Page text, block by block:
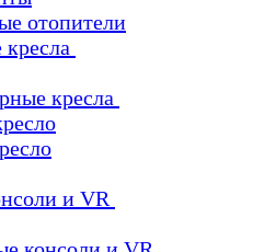
отопители
кресла
и VR